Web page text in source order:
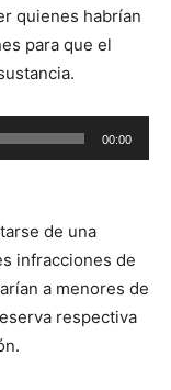
quienes habrían
para que el
00:00
de una
infracciones de
a menores de
respectiva